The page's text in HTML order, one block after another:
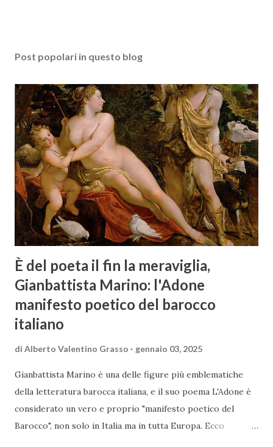
Post popolari in questo blog
È del poeta il fin la meraviglia,
Gianbattista Marino: l'Adone
manifesto poetico del barocco
italiano
di Alberto Valentino Grasso gennaio 03, 2025
Gianbattista Marino è una delle figure più emblematiche
della letteratura barocca italiana, e il suo poema L'Adone è
considerato un vero e proprio "manifesto poetico del
Barocco", non solo in Italia ma in tutta Europa. Ecco